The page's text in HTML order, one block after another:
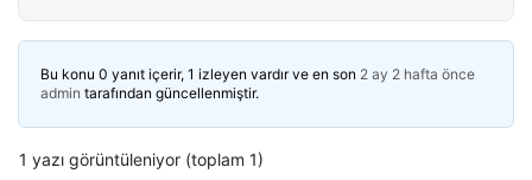
Bu konu 0 yanıt içerir, 1 izleyen vardır ve en son 2 ay 2 hafta önce
admin tarafından güncellenmiştir.
1 yazı görüntüleniyor (toplam 1)